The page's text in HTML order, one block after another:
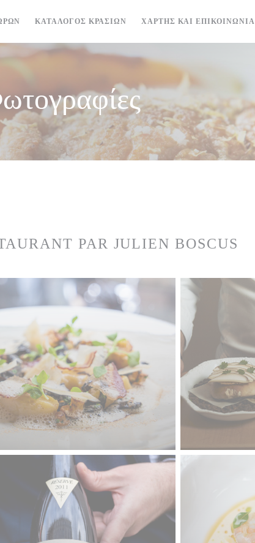
((ΑΝΟΊΓΕΙ ΣΕ ΝΈΟ ΠΑΡΆΘΥΡΟ))
ΚΑΤΆΛΟΓΟΣ ΚΡΑΣΙΏΝ((ΑΝΟΊΓΕΙ ΣΕ ΝΈΟ ΠΑΡΆΘΥΡΟ))
ΧΆΡΤΗΣ ΚΑΙ ΕΠΙΚΟΙΝΩΝΊΑ
PAR JULIEN BOSCUS